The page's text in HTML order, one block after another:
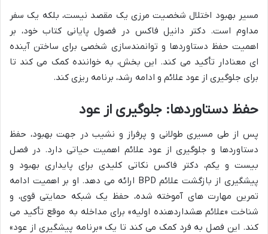
مسیر بهبود اختلال شخصیت مرزی یک مقصد نیست، بلکه یک سفر
مداوم است. دکتر دانیل فاکس در فصول پایانی کتاب خود، بر
اهمیت حفظ دستاوردها و توانمندسازی شخصی برای ساختن آینده
ای معنادار تأکید می کند. این بخش، به خواننده کمک می کند تا
برای جلوگیری از عود علائم و ادامه رشد، برنامه ریزی کند.
حفظ دستاوردها: جلوگیری از عود
پس از طی مسیری طولانی و پرفراز و نشیب در جهت بهبود، حفظ
دستاوردها و جلوگیری از عود علائم اهمیت حیاتی دارد. در فصل
بیست و یکم، دکتر فاکس نکاتی کلیدی برای پایداری بهبود و
پیشگیری از بازگشت علائم BPD ارائه می دهد. او بر اهمیت ادامه
تمرین مهارت های آموخته شده، حفظ یک شبکه حمایتی قوی، و
شناخت «علائم هشداردهنده اولیه» برای مداخله به موقع تأکید می
کند. این فصل به فرد کمک می کند تا یک «برنامه پیشگیری از عود»